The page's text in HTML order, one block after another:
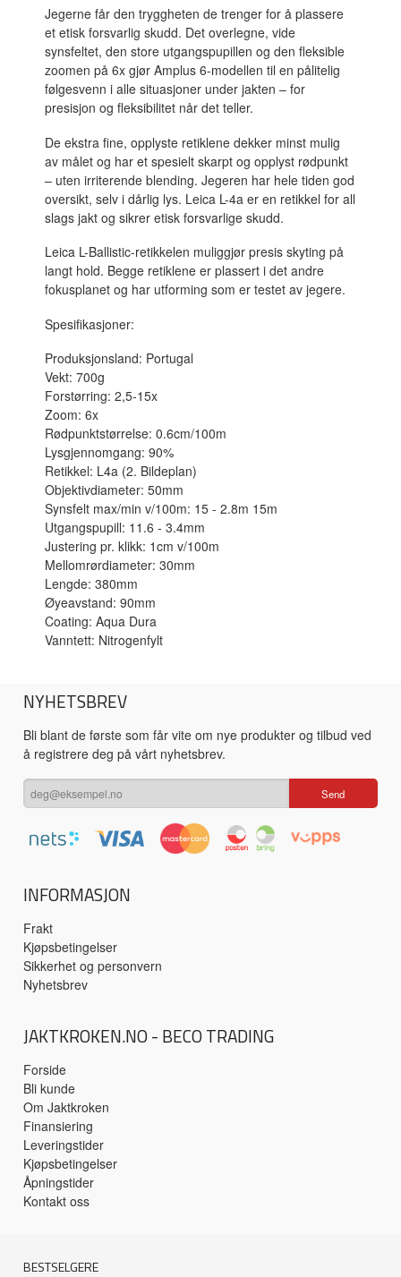
Jegerne får den tryggheten de trenger for å plassere
et etisk forsvarlig skudd. Det overlegne, vide
synsfeltet, den store utgangspupillen og den fleksible
zoomen på 6x gjør Amplus 6-modellen til en pålitelig
følgesvenn i alle situasjoner under jakten – for
presisjon og fleksibilitet når det teller.
De ekstra fine, opplyste retiklene dekker minst mulig
av målet og har et spesielt skarpt og opplyst rødpunkt
– uten irriterende blending. Jegeren har hele tiden god
oversikt, selv i dårlig lys. Leica L-4a er en retikkel for all
slags jakt og sikrer etisk forsvarlige skudd.
Leica L-Ballistic-retikkelen muliggjør presis skyting på
langt hold. Begge retiklene er plassert i det andre
fokusplanet og har utforming som er testet av jegere.
Spesifikasjoner:
Produksjonsland: Portugal
Vekt: 700g
Forstørring: 2,5-15x
Zoom: 6x
Rødpunktstørrelse: 0.6cm/100m
Lysgjennomgang: 90%
Retikkel: L4a (2. Bildeplan)
Objektivdiameter: 50mm
Synsfelt max/min v/100m: 15 - 2.8m 15m
Utgangspupill: 11.6 - 3.4mm
Justering pr. klikk: 1cm v/100m
Mellomrørdiameter: 30mm
Lengde: 380mm
Øyeavstand: 90mm
Coating: Aqua Dura
Vanntett: Nitrogenfylt
NYHETSBREV
Bli blant de første som får vite om nye produkter og tilbud ved
å registrere deg på vårt nyhetsbrev.
INFORMASJON
Frakt
Kjøpsbetingelser
Sikkerhet og personvern
Nyhetsbrev
JAKTKROKEN.NO - BECO TRADING
Forside
Bli kunde
Om Jaktkroken
Finansiering
Leveringstider
Kjøpsbetingelser
Åpningstider
Kontakt oss
BESTSELGERE